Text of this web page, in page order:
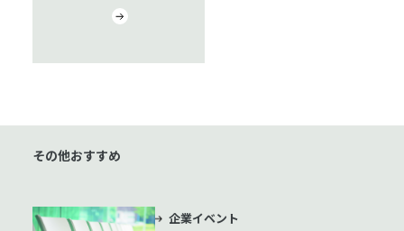
その他おすすめ
企業イベント